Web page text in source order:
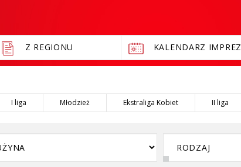
Z REGIONU KALENDARZ IMPREZ
I liga Młodzież Ekstraliga Kobiet II liga